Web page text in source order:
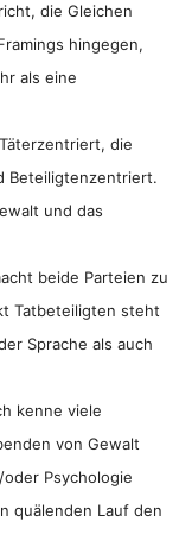
die Gleichen
hingegen,
als eine
die
Beteiligtenzentriert.
und das
beide Parteien zu
Tatbeteiligten steht
Sprache als auch
kenne viele
von Gewalt
Psychologie
quälenden Lauf den